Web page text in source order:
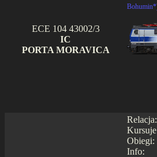
ECE 104 43002/3
IC
PORTA MORAVICA
Relacja:
Obiegi:
Info: